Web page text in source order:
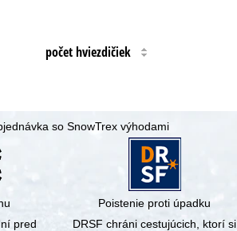
počet hviezdičiek
so SnowTrex výhodami
pred
Poistenie proti úpadku
DRSF chráni cestujúcich, ktorí si